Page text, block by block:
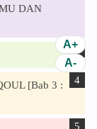
DAN
[Bab 3 :